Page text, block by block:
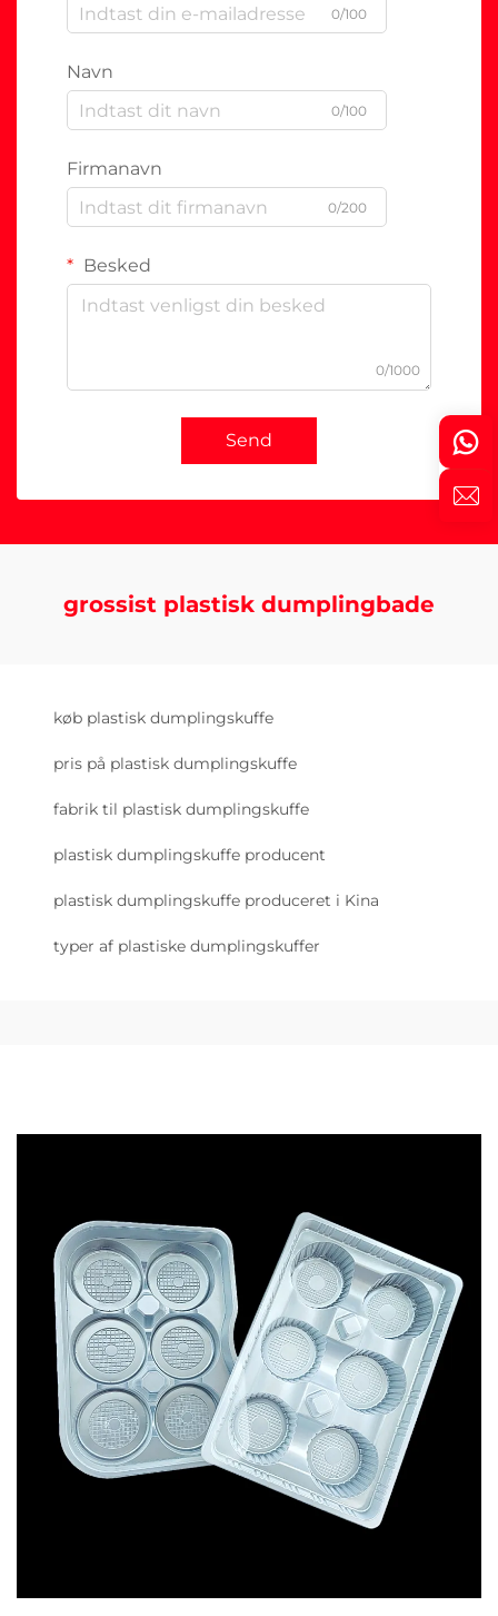
0/100
Navn
0/100
Firmanavn
0/200
Besked
0/1000
Send
grossist plastisk dumplingbade
køb plastisk dumplingskuffe
pris på plastisk dumplingskuffe
fabrik til plastisk dumplingskuffe
plastisk dumplingskuffe producent
plastisk dumplingskuffe produceret i Kina
typer af plastiske dumplingskuffer